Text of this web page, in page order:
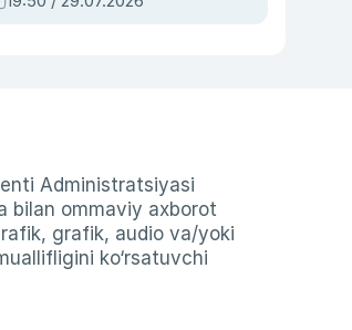
bosh
Administratsiyasi
bilan ommaviy axborot
grafik, audio va/yoki
ko‘rsatuvchi